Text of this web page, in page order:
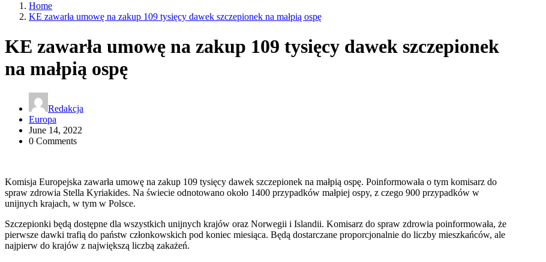
Home
KE zawarła umowę na zakup 109 tysięcy dawek szczepionek na małpią ospę
KE zawarła umowę na zakup 109 tysięcy dawek szczepionek
na małpią ospę
Redakcja
Europa
June 14, 2022
0 Comments
Komisja Europejska zawarła umowę na zakup 109 tysięcy dawek szczepionek na małpią ospę. Poinformowała o tym komisarz do
spraw zdrowia Stella Kyriakides. Na świecie odnotowano około 1400 przypadków małpiej ospy, z czego 900 przypadków w
unijnych krajach, w tym w Polsce.
Szczepionki będą dostępne dla wszystkich unijnych krajów oraz Norwegii i Islandii. Komisarz do spraw zdrowia poinformowała, że
pierwsze dawki trafią do państw członkowskich pod koniec miesiąca. Będą dostarczane proporcjonalnie do liczby mieszkańców, ale
najpierw do krajów z największą liczbą zakażeń.